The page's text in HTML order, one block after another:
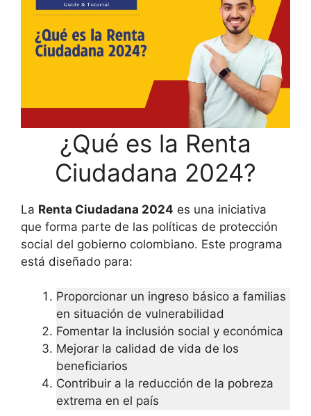
¿Qué es la Renta
Ciudadana 2024?
La Renta Ciudadana 2024 es una iniciativa
que forma parte de las políticas de protección
social del gobierno colombiano. Este programa
está diseñado para:
Proporcionar un ingreso básico a familias
en situación de vulnerabilidad
Fomentar la inclusión social y económica
Mejorar la calidad de vida de los
beneficiarios
Contribuir a la reducción de la pobreza
extrema en el país